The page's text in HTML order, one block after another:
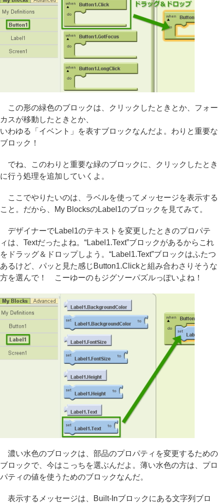
この形の緑色のブロックは、クリックしたときとか、フォー
カスが移動したときとか、
いわゆる「イベント」を表すブロックなんだよ。わりと重要な
ブロック！
でね、このわりと重要な緑のブロックに、クリックしたとき
に行う処理を追加していくよ。
ここでやりたいのは、ラベルを使ってメッセージを表示する
こと。だから、My BlocksのLabel1のブロックを見てみて。
デザイナーでLabel1のテキストを変更したときのプロパテ
ィは、Textだったよね。“Label1.Text”ブロックがあるからこれ
をドラッグ＆ドロップしよう。“Label1.Text”ブロックはふたつ
あるけど、パッと見た感じButton1.Clickと組み合わさりそうな
方を選んで！ こーゆーのもジグソーパズルっぽいよね！
濃い水色のブロックは、部品のプロパティを変更するための
ブロックで、今はこっちを選ぶんだよ。薄い水色の方は、プロ
パティの値を使うためのブロックなんだ。
表示するメッセージは、Built-Inブロックにある文字列ブロ